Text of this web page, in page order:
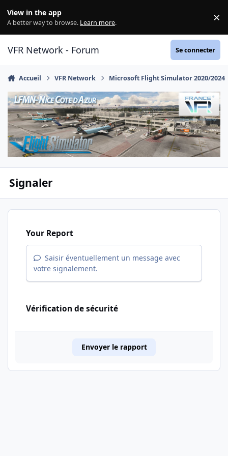
View in the app
A better way to browse. Learn more. ×
VFR Network - Forum Se connecter
Accueil VFR Network Microsoft Flight Simulator 2020/2024
Signaler
Your Report
Saisir éventuellement un message avec
votre signalement.
Vérification de sécurité
Envoyer le rapport